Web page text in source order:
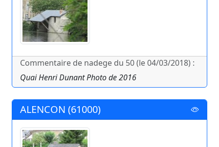
Commentaire de nadege du 50 (le 04/03/2018) :
Quai Henri Dunant Photo de 2016
ALENCON (61000)